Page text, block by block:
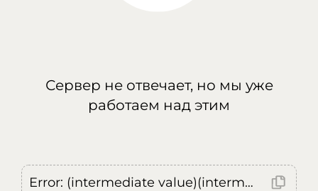
Сервер не отвечает, но мы уже
работаем над этим
Error: (intermediate value)(intermediate value)(intermediate value).replaceAll is not a function